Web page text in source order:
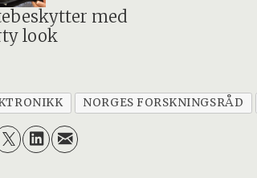
med
look
NORGES FORSKNINGSRÅD